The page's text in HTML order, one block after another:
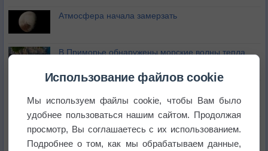
Атмосфера начала замерзать
В Приморье обнаружены морские волны тепла
бабочек
Погода в Екатеринбурге 6 августа
Использование файлов cookie
Мы используем файлы cookie, чтобы Вам было
удобнее пользоваться нашим сайтом. Продолжая
просмотр, Вы соглашаетесь с их использованием.
Подробнее о том, как мы обрабатываем данные,